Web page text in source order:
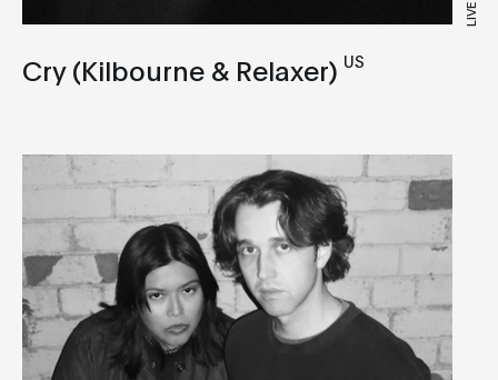
Garage
House
IDM
Indie
Industrial
Italo Disco
LIVE
Cry (Kilbourne & Relaxer) US